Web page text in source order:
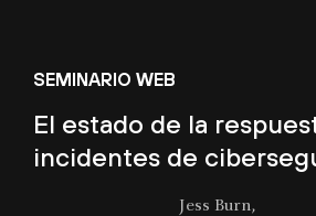
SEMINARIO WEB
El estado de la
incidentes de
Jess Burn,